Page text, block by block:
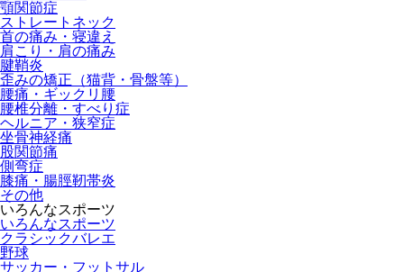
顎関節症
ストレートネック
首の痛み・寝違え
肩こり・肩の痛み
腱鞘炎
歪みの矯正（猫背・骨盤等）
腰痛・ギックリ腰
腰椎分離・すべり症
ヘルニア・狭窄症
坐骨神経痛
股関節痛
側弯症
膝痛・腸脛靭帯炎
その他
いろんなスポーツ
いろんなスポーツ
クラシックバレエ
野球
サッカー・フットサル